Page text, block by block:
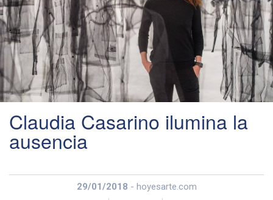
Claudia Casarino ilumina la
ausencia
29/01/2018 - hoyesarte.com